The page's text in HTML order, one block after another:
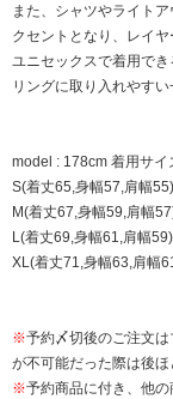
また、シャツやライト
クセントとなり、レイ
ユニセックスで着用で
リングに取り入れやすい
model : 178cm 着用サイ
S(着丈65,身幅57,肩幅55)
M(着丈67,身幅59,肩幅
L(着丈69,身幅61,肩幅59)
XL(着丈71,身幅63,肩幅
※予約〆切後のご注文
が不可能だった際は後ほ
※予約商品に付き、他